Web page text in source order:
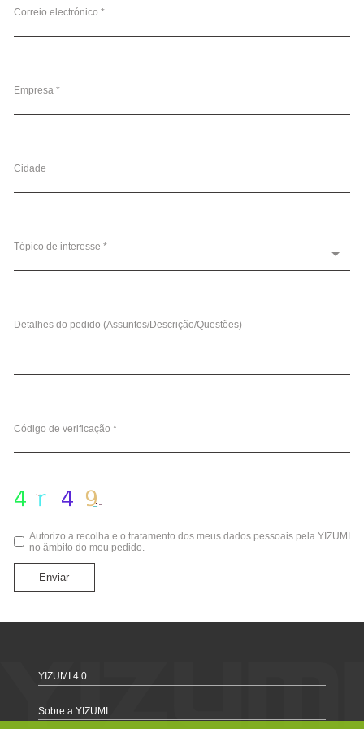
Correio electrónico *
Empresa *
Cidade
Tópico de interesse *
Detalhes do pedido (Assuntos/Descrição/Questões)
Código de verificação *
Autorizo a recolha e o tratamento dos meus dados pessoais pela YIZUMI
no âmbito do meu pedido.
Enviar
YIZUMI 4.0
Sobre a YIZUMI